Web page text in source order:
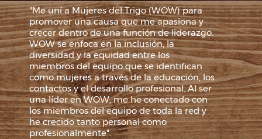
"Me uní a Mujeres del Trigo (WOW) para
promover una causa que me apasiona y
crecer dentro de una función de liderazgo.
WOW se enfoca en la inclusión, la
diversidad y la equidad entre los
miembros del equipo que se identifican
como mujeres a través de la educación, los
contactos y el desarrollo profesional. Al ser
una líder en WOW, me he conectado con
los miembros del equipo de toda la red y
he crecido tanto personal como
profesionalmente".